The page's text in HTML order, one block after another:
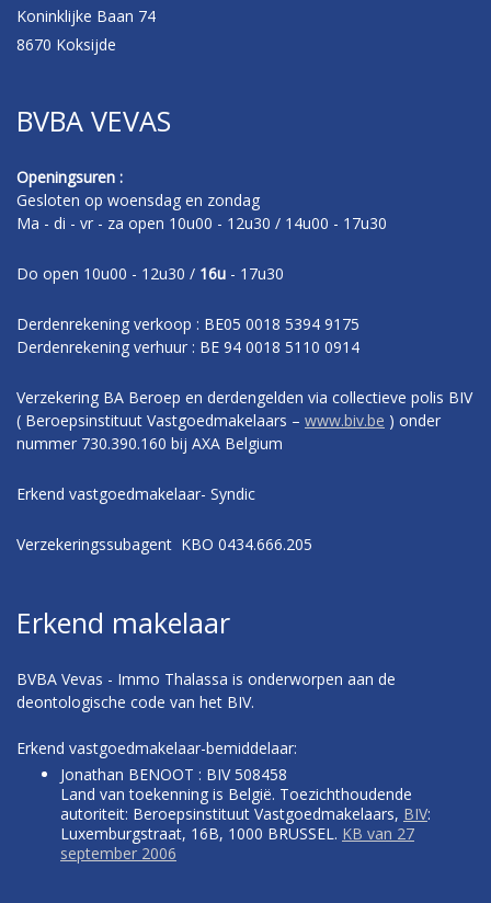
Koninklijke Baan 74
8670 Koksijde
BVBA VEVAS
Openingsuren :
Gesloten op woensdag en zondag
Ma - di - vr - za open 10u00 - 12u30 / 14u00 - 17u30
Do open 10u00 - 12u30 / 16u - 17u30
Derdenrekening verkoop : BE05 0018 5394 9175
Derdenrekening verhuur : BE 94 0018 5110 0914
Verzekering BA Beroep en derdengelden via collectieve polis BIV
( Beroepsinstituut Vastgoedmakelaars – www.biv.be ) onder
nummer 730.390.160 bij AXA Belgium
Erkend vastgoedmakelaar- Syndic
Verzekeringssubagent KBO 0434.666.205
Erkend makelaar
BVBA Vevas - Immo Thalassa is onderworpen aan de
deontologische code van het BIV.
Erkend vastgoedmakelaar-bemiddelaar:
Jonathan BENOOT : BIV 508458
Land van toekenning is België. Toezichthoudende
autoriteit: Beroepsinstituut Vastgoedmakelaars, BIV:
Luxemburgstraat, 16B, 1000 BRUSSEL. KB van 27
september 2006